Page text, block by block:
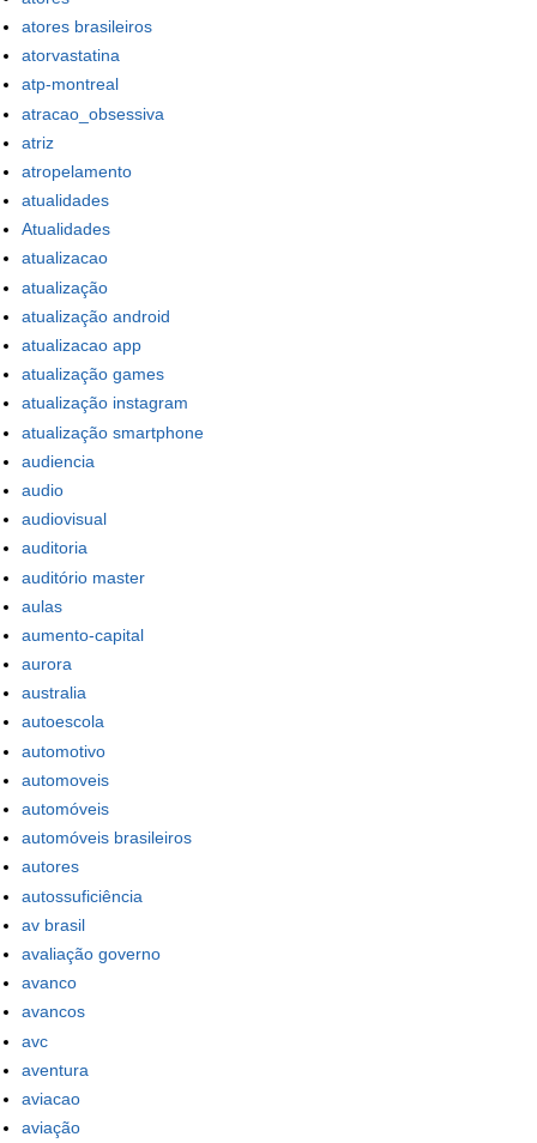
atores brasileiros
atorvastatina
atp-montreal
atracao_obsessiva
atriz
atropelamento
atualidades
Atualidades
atualizacao
atualização
atualização android
atualizacao app
atualização games
atualização instagram
atualização smartphone
audiencia
audio
audiovisual
auditoria
auditório master
aulas
aumento-capital
aurora
australia
autoescola
automotivo
automoveis
automóveis
automóveis brasileiros
autores
autossuficiência
av brasil
avaliação governo
avanco
avancos
avc
aventura
aviacao
aviação